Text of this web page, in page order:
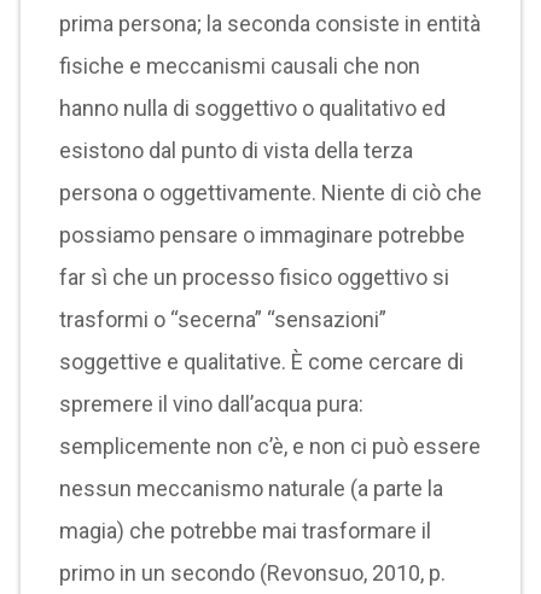
prima persona; la seconda consiste in entità
fisiche e meccanismi causali che non
hanno nulla di soggettivo o qualitativo ed
esistono dal punto di vista della terza
persona o oggettivamente. Niente di ciò che
possiamo pensare o immaginare potrebbe
far sì che un processo fisico oggettivo si
trasformi o “secerna” “sensazioni”
soggettive e qualitative. È come cercare di
spremere il vino dall’acqua pura:
semplicemente non c’è, e non ci può essere
nessun meccanismo naturale (a parte la
magia) che potrebbe mai trasformare il
primo in un secondo (Revonsuo, 2010, p.